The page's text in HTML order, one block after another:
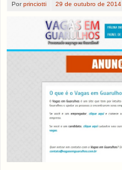
Porprinciotti 29 de outubro de 2014